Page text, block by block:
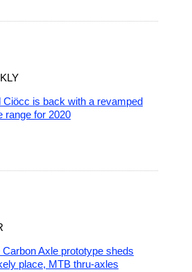
Ciöcc is back with a revamped
range for 2020
Axle prototype sheds
place, MTB thru-axles